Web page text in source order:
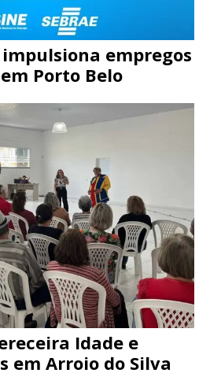
empregos
Porto Belo
Idade e
em Arroio do Silva